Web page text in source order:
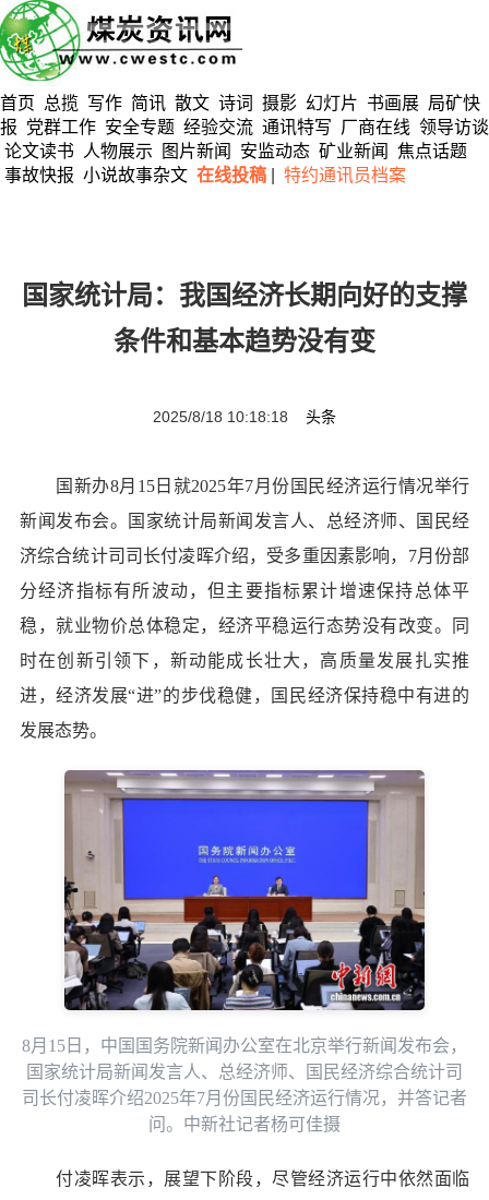
首页 总揽 写作 简讯 散文 诗词 摄影 幻灯片 书画展 局矿快
报 党群工作 安全专题 经验交流 通讯特写 厂商在线 领导访谈
论文读书
人物展示 图片新闻 安监动态 矿业新闻
焦点话题
事故快报 小说故事杂文 在线投稿 特约通讯员档案
国家统计局：我国经济长期向好的支撑
条件和基本趋势没有变
2025/8/18 10:18:18 头条
国新办8月 15日就2025年7月份国民经济运行情况举行
新闻发布会。国家统计局新闻发言人、总经济师、国民经
济综合统计司司长付凌晖介绍，受多重因素影响，7月份部
分经济指标有所波动，但主要指标累计增速保持总体平
稳，就业物价总体稳定，经济平稳运行态势没有改变。同
时在创新引领下，新动能成长壮大，高质量发展扎实推
进，经济发展“进”的步伐稳健，国民经济保持稳中有进的
发展态势。
8月15日，中国国务院新闻办公室在北京举行新闻发布会，
国家统计局新闻发言人、总经济师、国民经济综合统计司
司长付凌晖介绍2025年7月份国民经济运行情况，并答记者
问。中新社记者杨可佳摄
付凌晖表示，展望下阶段，尽管经济运行中依然面临